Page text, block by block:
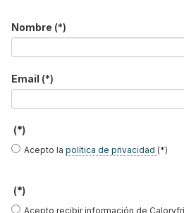
Solo el 13% de los hogares
Suscríbete
Nombre (*)
Email (*)
(*)
Acepto la política de privacidad (*)
(*)
Acepto recibir información de